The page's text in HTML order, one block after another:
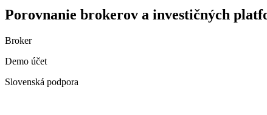
Porovnanie brokerov a investičných
Broker
Demo účet
Slovenská podpora